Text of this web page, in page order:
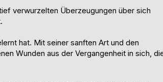
verwurzelten Überzeugungen über sich
hat. Mit seiner sanften Art und den
Wunden aus der Vergangenheit in sich,